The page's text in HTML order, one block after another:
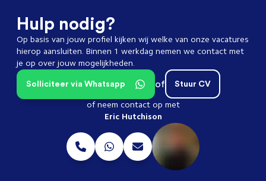
Hulp nodig?
Op basis van jouw profiel kijken wij welke van onze vacatures
hierop aansluiten. Binnen 1 werkdag nemen we contact met
je op over jouw mogelijkheden.
Stuur CV
of
Solliciteer via Whatsapp
of neem contact op met
Eric Hutchison